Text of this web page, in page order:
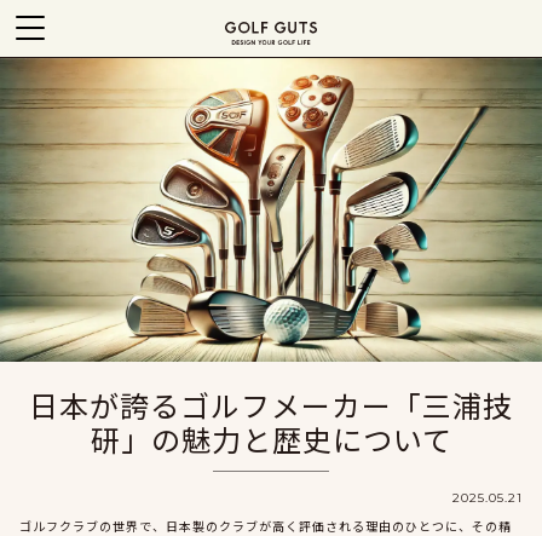
日本が誇るゴルフメーカー「三浦技
研」の魅力と歴史について
2025.05.21
ゴルフクラブの世界で、日本製のクラブが高く評価される理由のひとつに、その精